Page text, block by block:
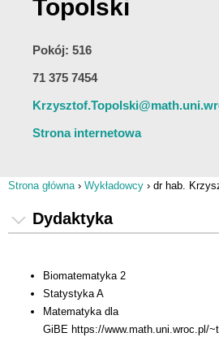
Topolski
Pokój: 516
71 375 7454
Strona internetowa
Strona główna› Wykładowcy › dr hab.
Dydaktyka
Biomatematyka 2
Statystyka A
Matematyka dla
GiBE https://www.math.uni.wroc.pl/